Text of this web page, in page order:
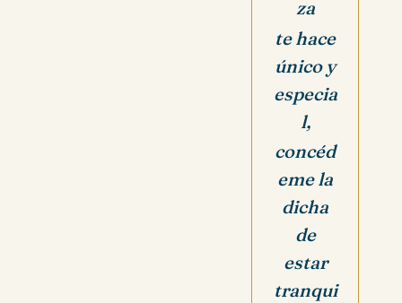
za
te hace
único y
especia
l,
concéd
eme la
dicha
de
estar
tranqui